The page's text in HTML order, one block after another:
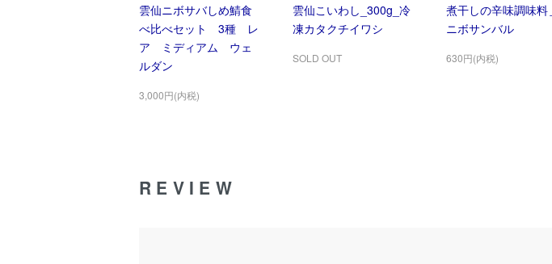
雲仙ニボサバしめ鯖食
べ比べセット 3種 レ
ア ミディアム ウェ
ルダン
3,000円(内税)
雲仙こいわし_300g_冷
凍カタクチイワシ
SOLD OUT
煮干しの辛味調味料＿
ニボサンバル
630円(内税)
REVIEW